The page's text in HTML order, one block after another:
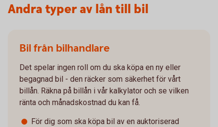
Andra typer av lån till bil
Bil från bilhandlare
Det spelar ingen roll om du ska köpa en ny eller
begagnad bil - den räcker som säkerhet för vårt
billån. Räkna på billån i vår kalkylator och se vilken
ränta och månadskostnad du kan få.
För dig som ska köpa bil av en auktoriserad